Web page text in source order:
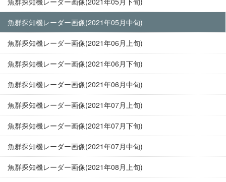
魚群探知機レーダー画像(2021年05月中旬)
魚群探知機レーダー画像(2021年06月上旬)
魚群探知機レーダー画像(2021年06月下旬)
魚群探知機レーダー画像(2021年06月中旬)
魚群探知機レーダー画像(2021年07月上旬)
魚群探知機レーダー画像(2021年07月下旬)
魚群探知機レーダー画像(2021年07月中旬)
魚群探知機レーダー画像(2021年08月上旬)